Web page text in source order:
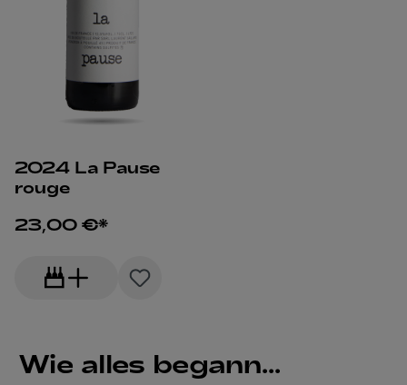
2024 La Pause
rouge
23,00 €*
Wie alles begann...